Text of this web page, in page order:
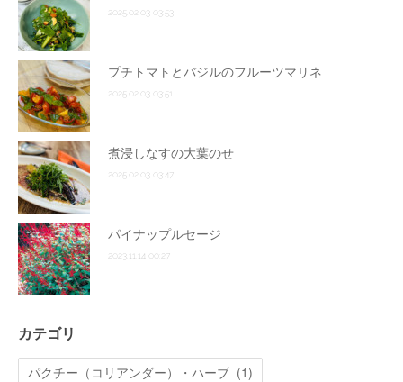
2025.02.03 03:53
プチトマトとバジルのフルーツマリネ
2025.02.03 03:51
煮浸しなすの大葉のせ
2025.02.03 03:47
パイナップルセージ
2023.11.14 00:27
カテゴリ
パクチー（コリアンダー）・ハーブ (1)